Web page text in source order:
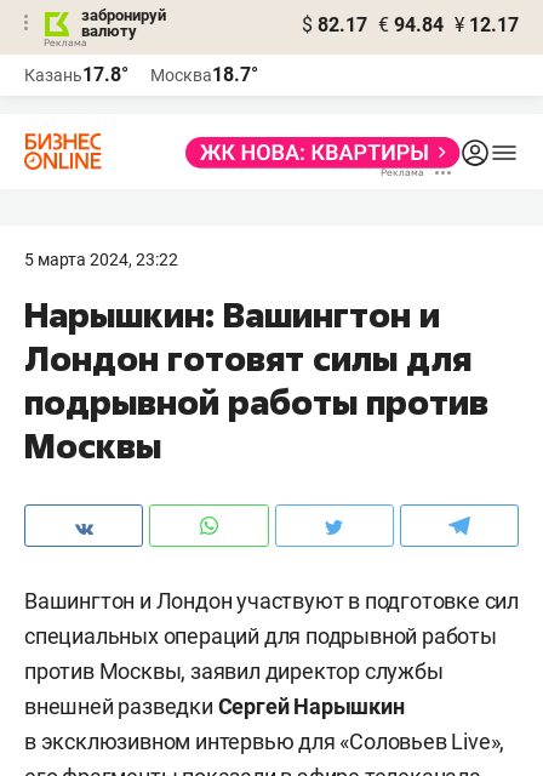
забронируй
валюту
$ 82.17 € 94.84 ¥ 12.17
Казань17.8° Москва18.7°
5 марта 2024, 23:22
Нарышкин: Вашингтон и
Лондон готовят силы для
подрывной работы против
Москвы
Вашингтон и Лондон участвуют в подготовке сил
специальных операций для подрывной работы
против Москвы, заявил директор службы
внешней разведки Сергей Нарышкин
в эксклюзивном интервью для «Соловьев Live»,